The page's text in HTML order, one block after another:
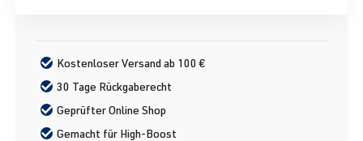
Kostenloser Versand ab 100 €
30 Tage Rückgaberecht
Geprüfter Online Shop
Gemacht für High-Boost